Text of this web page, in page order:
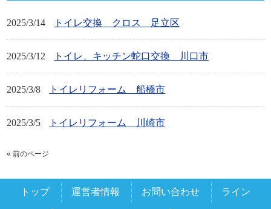
2025/3/14 トイレ交換 クロス 足立区
2025/3/12 トイレ、キッチン蛇口交換 川口市
2025/3/8 トイレリフォーム 船橋市
2025/3/5 トイレリフォーム 川崎市
« 前のページ
トップ 運営者情報 お問い合わせ ライン